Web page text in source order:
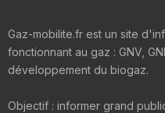
Gaz-mobilite.fr est un site
fonctionnant au gaz : GNV,
développement du biogaz.
Objectif : informer grand